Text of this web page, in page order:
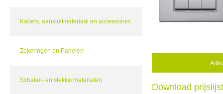
Kabels, aansluitmateriaal en accessoires
Zekeringen en Panelen
Schakel- en stekkermaterialen
Download